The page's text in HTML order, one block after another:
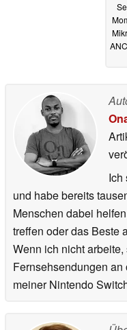
Ich
und habe bereits
Menschen dabei
treffen oder das Beste
Wenn ich nicht
Fernsehsendungen
meiner Nintendo